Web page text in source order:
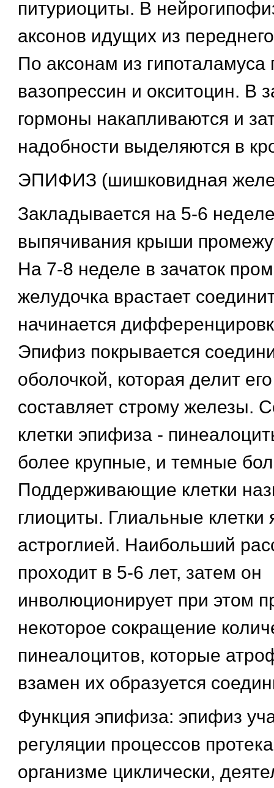
питуриоциты. В
аксонов идущих из
По аксонам из гипоталамуса
вазопрессин и окситоцин. В
гормоны накапливаются и
надобности выделяются в
ЭПИФИЗ (шишковидная
Закладывается на 5-6
выпячивания крыши
На 7-8 неделе в зачаток
желудочка врастает
начинается
Эпифиз покрывается
оболочкой, которая делит
составляет строму железы.
клетки эпифиза -
более крупные, и темные
Поддерживающие клетки
глиоциты. Глиальные клетки
астроглией. Наибольший
проходит в 5-6 лет, затем он
инволюционирует при этом
некоторое сокращение
пинеалоцитов, которые
взамен их образуется
Функция эпифиза: эпифиз
регуляции процессов
организме циклически,